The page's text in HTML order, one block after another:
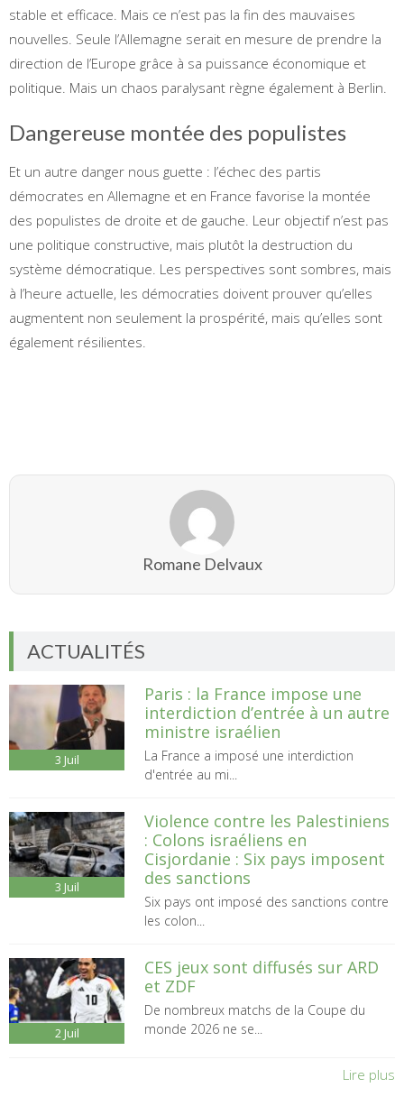
stable et efficace. Mais ce n’est pas la fin des mauvaises
nouvelles. Seule l’Allemagne serait en mesure de prendre la
direction de l’Europe grâce à sa puissance économique et
politique. Mais un chaos paralysant règne également à Berlin.
Dangereuse montée des populistes
Et un autre danger nous guette : l’échec des partis
démocrates en Allemagne et en France favorise la montée
des populistes de droite et de gauche. Leur objectif n’est pas
une politique constructive, mais plutôt la destruction du
système démocratique. Les perspectives sont sombres, mais
à l’heure actuelle, les démocraties doivent prouver qu’elles
augmentent non seulement la prospérité, mais qu’elles sont
également résilientes.
Romane Delvaux
ACTUALITÉS
3 Juil
Paris : la France impose une
interdiction d’entrée à un autre
ministre israélien
La France a imposé une interdiction
d'entrée au mi...
3 Juil
Violence contre les Palestiniens
: Colons israéliens en
Cisjordanie : Six pays imposent
des sanctions
Six pays ont imposé des sanctions contre
les colon...
2 Juil
CES jeux sont diffusés sur ARD
et ZDF
De nombreux matchs de la Coupe du
monde 2026 ne se...
Lire plus